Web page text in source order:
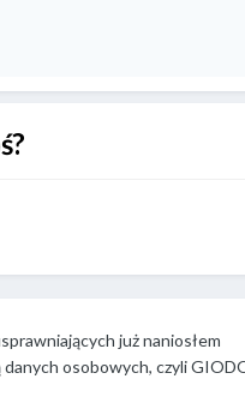
już naniosłem
danych osobowych, czyli